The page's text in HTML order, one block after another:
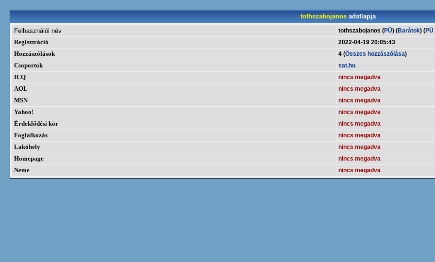
tothszabojanosadatlapja
Felhasználói név
tothszabojanos (PÜ) (Barátok) (
Regisztráció
2022-04-19 20:05:43
Hozzászólások
4 (Összes hozzászólása)
Csoportok
sat.hu
ICQ
nincs megadva
AOL
nincs megadva
MSN
nincs megadva
Yahoo!
nincs megadva
Érdeklődési kör
nincs megadva
Foglalkozás
nincs megadva
Lakóhely
nincs megadva
Homepage
nincs megadva
Neme
nincs megadva